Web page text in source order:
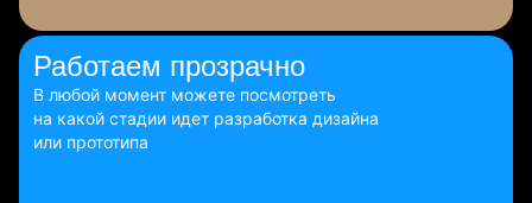
Работаем прозрачно
В любой момент можете посмотреть
на какой стадии идет разработка дизайна
или прототипа